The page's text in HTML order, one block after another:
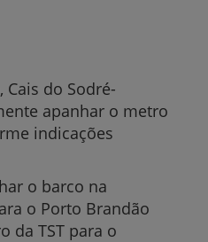
Cais do Sodré-
apanhar o metro
indicações
o barco na
o Porto Brandão
da TST para o